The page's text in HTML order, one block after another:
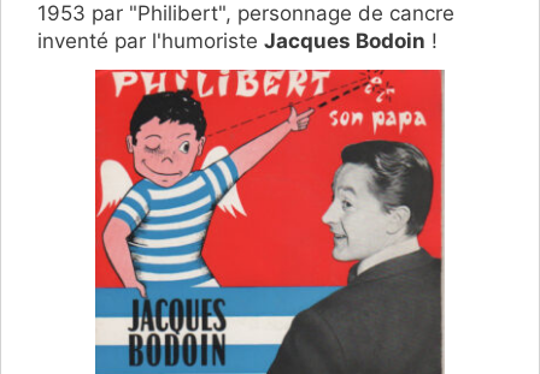
1953 par "Philibert", personnage de cancre
inventé par l'humoriste Jacques Bodoin !